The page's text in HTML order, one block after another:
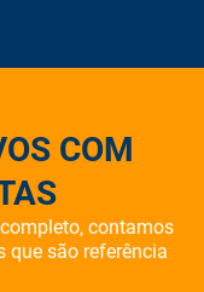
COM
contamos
que são referência